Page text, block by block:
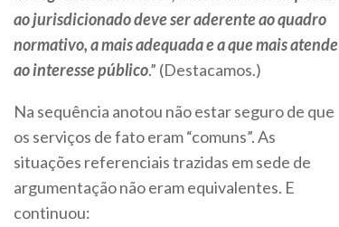
ao jurisdicionado deve ser aderente ao quadro
normativo, a mais adequada e a que mais atende
ao interesse público.” (Destacamos.)
Na sequência anotou não estar seguro de que
os serviços de fato eram “comuns”. As
situações referenciais trazidas em sede de
argumentação não eram equivalentes. E
continuou: